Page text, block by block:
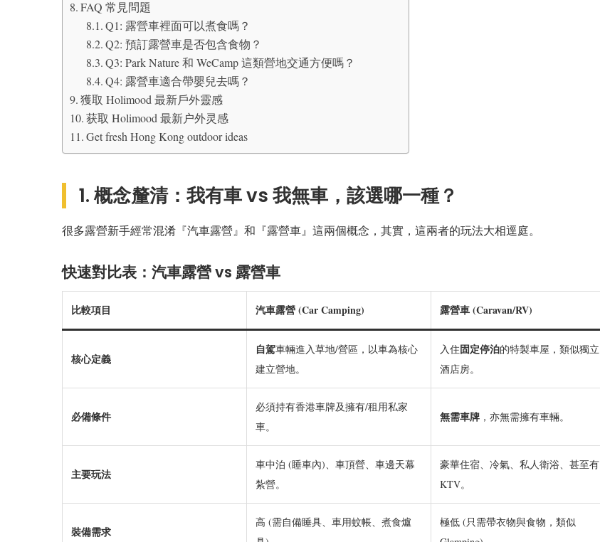
FAQ 常見問題
Q1: 露營車裡面可以煮食嗎？
Q2: 預訂露營車是否包含食物？
Q3: Park Nature 和 WeCamp 這類營地交通方便嗎？
Q4: 露營車適合帶嬰兒去嗎？
獲取 Holimood 最新戶外靈感
获取 Holimood 最新户外灵感
Get fresh Hong Kong outdoor ideas
1. 概念釐清：我有車 vs 我無車，該選哪一種？
很多露營新手經常混淆『汽車露營』和『露營車』這兩個概念，其實，這兩者的玩法大相逕庭。
快速對比表：汽車露營 vs 露營車
比較項目 汽車露營 (Car Camping) 露營車 (Caravan/RV)
核心定義
自駕車輛進入草地/營區，以車為核心
建立營地。
入住固定停泊的特製車屋，類似獨立
酒店房。
必備條件
必須持有香港車牌及擁有/租用私家
車。
無需車牌 ，亦無需擁有車輛。
主要玩法
車中泊 (睡車內)、車頂營、車邊天幕
紮營。
豪華住宿、冷氣、私人衛浴、甚至有
KTV。
裝備需求
高 (需自備睡具、車用蚊帳、煮食爐
極低 (只需帶衣物與食物，類似